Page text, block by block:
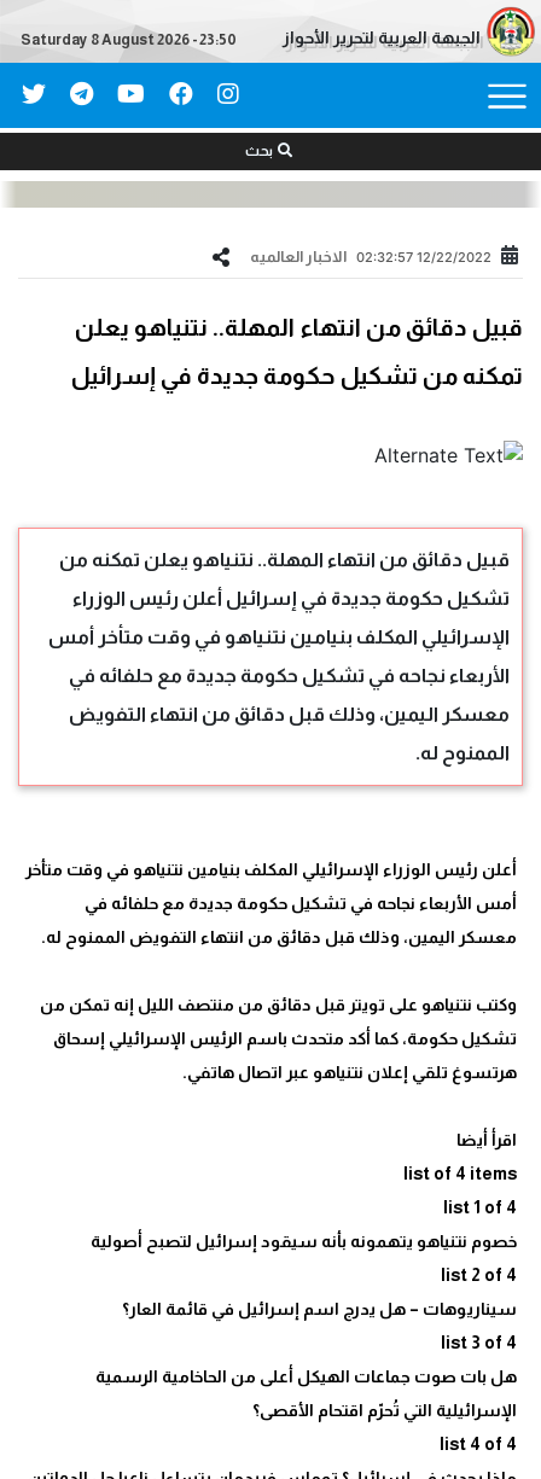
الجبهة العربية لتحرير الأحواز Saturday 8 August 2026 - 23:50
بحث
12/22/2022 02:32:57 الاخبار العالمیه
قبيل دقائق من انتهاء المهلة.. نتنياهو يعلن
تمكنه من تشكيل حكومة جديدة في إسرائيل
قبيل دقائق من انتهاء المهلة.. نتنياهو يعلن تمكنه من
تشكيل حكومة جديدة في إسرائيل أعلن رئيس الوزراء
الإسرائيلي المكلف بنيامين نتنياهو في وقت متأخر أمس
الأربعاء نجاحه في تشكيل حكومة جديدة مع حلفائه في
معسكر اليمين، وذلك قبل دقائق من انتهاء التفويض
الممنوح له.
أعلن رئيس الوزراء الإسرائيلي المكلف بنيامين نتنياهو في وقت متأخر
أمس الأربعاء نجاحه في تشكيل حكومة جديدة مع حلفائه في
وكتب نتنياهو على تويتر قبل دقائق من منتصف الليل إنه تمكن من
تشكيل حكومة، كما أكد متحدث باسم الرئيس الإسرائيلي إسحاق
هل بات صوت جماعات الهيكل أعلى من الحاخامية الرسمية